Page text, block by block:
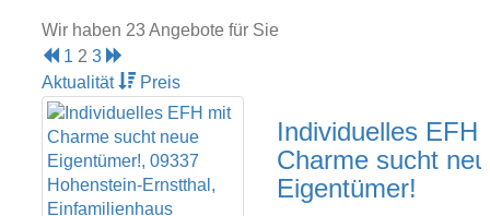
Wir haben 23 Angebote für Sie
1 2 3
Aktualität
Preis
Individuelles EFH
Charme sucht
Eigentümer!